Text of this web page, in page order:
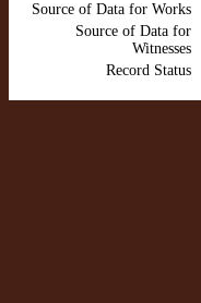
Source of Data for Works
Source of Data for
Witnesses
Record Status